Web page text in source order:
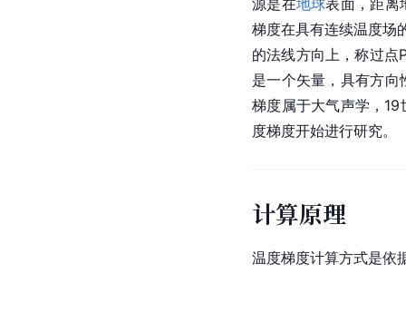
梯度在具有连续温度场
的法线方向上，称过
是一个矢量，具有方
梯度属于大气声学，
度梯度开始进行研究。
计算原理
温度梯度计算方式是依